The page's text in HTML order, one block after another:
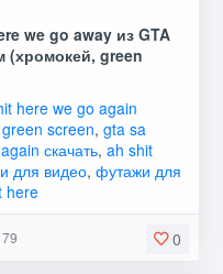
we go away из GTA
(хромокей, green
here we go again
screen, gta sa
скачать, ah shit
для видео, футажи для
here
0